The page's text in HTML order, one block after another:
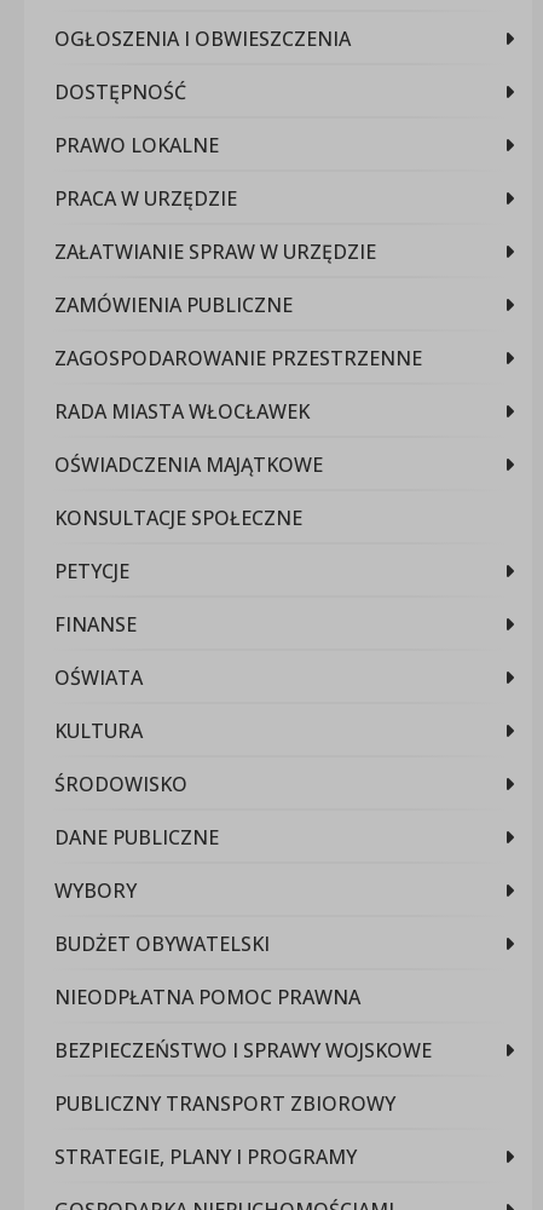
OGŁOSZENIA I OBWIESZCZENIA
DOSTĘPNOŚĆ
PRAWO LOKALNE
PRACA W URZĘDZIE
ZAŁATWIANIE SPRAW W URZĘDZIE
ZAMÓWIENIA PUBLICZNE
ZAGOSPODAROWANIE PRZESTRZENNE
RADA MIASTA WŁOCŁAWEK
OŚWIADCZENIA MAJĄTKOWE
KONSULTACJE SPOŁECZNE
PETYCJE
FINANSE
OŚWIATA
KULTURA
ŚRODOWISKO
DANE PUBLICZNE
WYBORY
BUDŻET OBYWATELSKI
NIEODPŁATNA POMOC PRAWNA
BEZPIECZEŃSTWO I SPRAWY WOJSKOWE
PUBLICZNY TRANSPORT ZBIOROWY
STRATEGIE, PLANY I PROGRAMY